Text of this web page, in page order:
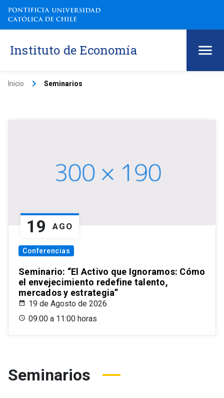
Instituto de Economía
Inicio keyboard_arrow_right Seminarios
19 AGO
Conferencias
Seminario: “El Activo que Ignoramos: Cómo
el envejecimiento redefine talento,
mercados y estrategia”
19 de Agosto de 2026
09:00 a 11:00 horas
Seminarios